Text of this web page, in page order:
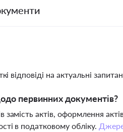
відповіді на актуальні
первинних документів?
замість актів, оформлення
в податковому обліку.